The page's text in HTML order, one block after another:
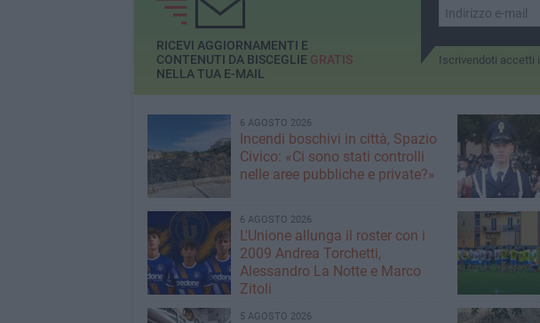
Iscrivendoti accetti i
RICEVI AGGIORNAMENTI E
CONTENUTI DA BISCEGLIE GRATIS
NELLA TUA E-MAIL
6 AGOSTO 2026
Incendi boschivi in città, Spazio
Civico: «Ci sono stati controlli
nelle aree pubbliche e private?»
6 AGOSTO 2026
L'Unione allunga il roster con i
2009 Andrea Torchetti,
Alessandro La Notte e Marco
Zitoli
5 AGOSTO 2026